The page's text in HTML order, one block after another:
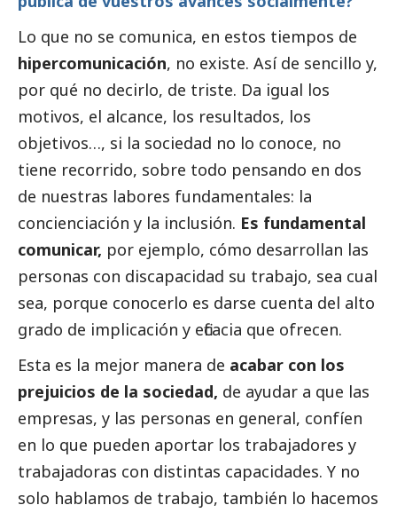
Lo que no se comunica, en estos tiempos de
hipercomunicación, no existe. Así de sencillo y,
por qué no decirlo, de triste. Da igual los
motivos, el alcance, los resultados, los
objetivos…, si la sociedad no lo conoce, no
tiene recorrido, sobre todo pensando en dos
de nuestras labores fundamentales: la
concienciación y la inclusión. Es fundamental
comunicar, por ejemplo, cómo desarrollan las
personas con discapacidad su trabajo, sea cual
sea, porque conocerlo es darse cuenta del alto
grado de implicación y eficacia que ofrecen.
Esta es la mejor manera de acabar con los
prejuicios de la sociedad, de ayudar a que las
empresas, y las personas en general, confíen
en lo que pueden aportar los trabajadores y
trabajadoras con distintas capacidades. Y no
solo hablamos de trabajo, también lo hacemos